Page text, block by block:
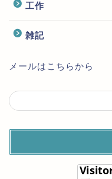
工作
雑記
メールはこちらから